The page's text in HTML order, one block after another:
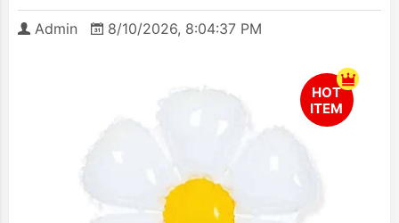
Admin 8/10/2026, 8:04:37 PM